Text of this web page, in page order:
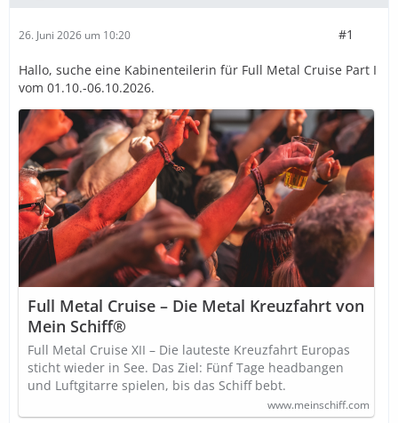
26. Juni 2026 um 10:20 #1
Hallo, suche eine Kabinenteilerin für Full Metal Cruise Part I
vom 01.10.-06.10.2026.
Full Metal Cruise – Die Metal Kreuzfahrt von
Mein Schiff®
Full Metal Cruise XII – Die lauteste Kreuzfahrt Europas
sticht wieder in See. Das Ziel: Fünf Tage headbangen
und Luftgitarre spielen, bis das Schiff bebt.
www.meinschiff.com